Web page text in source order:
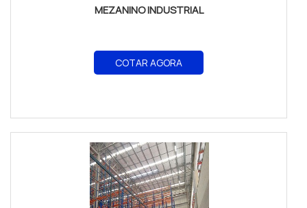
MEZANINO INDUSTRIAL
COTAR AGORA